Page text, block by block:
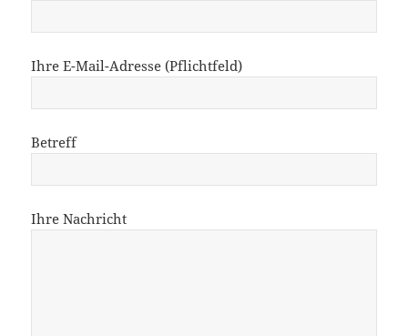
Ihre E-Mail-Adresse (Pflichtfeld)
Betreff
Ihre Nachricht